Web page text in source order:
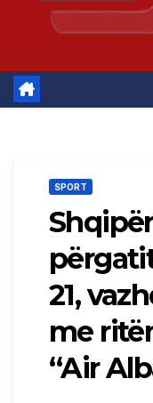
SPORT
21,
me
“Air